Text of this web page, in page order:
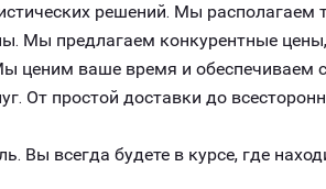
решений. Мы располагаем
Мы предлагаем конкурентные
ценим ваше время и обеспечиваем
От простой доставки до
Вы всегда будете в курсе, где